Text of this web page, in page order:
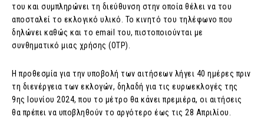
του και συμπληρώνει τη διεύθυνση στην οποία θέλει να του
αποσταλεί το εκλογικό υλικό. Το κινητό του τηλέφωνο που
δηλώνει καθώς και το email του, πιστοποιούνται με
συνθηματικό μιας χρήσης (OTP).
Η προθεσμία για την υποβολή των αιτήσεων λήγει 40 ημέρες πριν
τη διενέργεια των εκλογών, δηλαδή για τις ευρωεκλογές της
9ης Ιουνίου 2024, που το μέτρο θα κάνει πρεμιέρα, οι αιτήσεις
θα πρέπει να υποβληθούν το αργότερο έως τις 28 Απριλίου.